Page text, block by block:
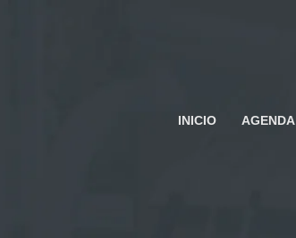
INICIO AGENDA